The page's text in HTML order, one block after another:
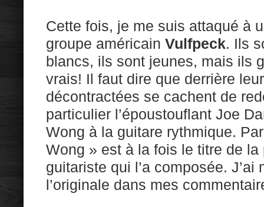
Cette fois, je me suis attaqué à
groupe américain Vulfpeck. Ils
blancs, ils sont jeunes, mais ils
vrais! Il faut dire que derrière
décontractées se cachent de
particulier l’époustouflant Joe
Wong à la guitare rythmique.
Wong » est à la fois le titre de
guitariste qui l’a composée. J’ai
l’originale dans mes